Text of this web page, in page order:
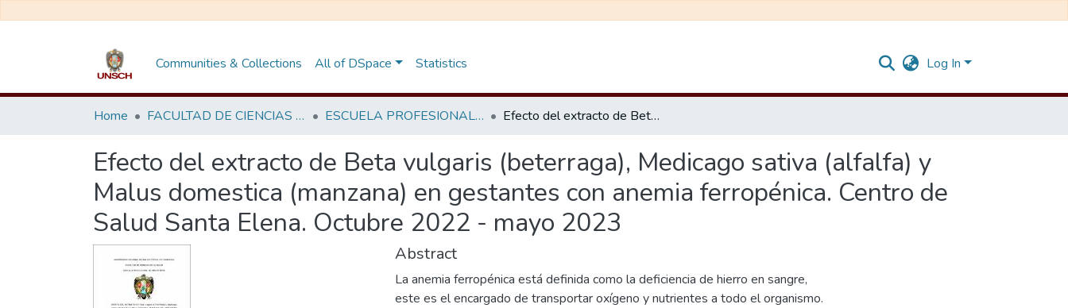
Communities & Collections All of DSpace Statistics Log In
Home FACULTAD DE CIENCIAS DE LA SALUD ESCUELA PROFESIONAL DE OBSTETRICIA Efecto del extracto de Beta vulgaris (beterraga), Medicago sativa (alfalfa) y Malus domestica (manzana) en gestantes con anemia ferropénica. Centro de Salud Santa Elena. Octubre 2022 - mayo 2023
Efecto del extracto de Beta vulgaris (beterraga), Medicago sativa (alfalfa) y
Malus domestica (manzana) en gestantes con anemia ferropénica. Centro de
Salud Santa Elena. Octubre 2022 - mayo 2023
Abstract
La anemia ferropénica está definida como la deficiencia de hierro en sangre,
este es el encargado de transportar oxígeno y nutrientes a todo el organismo.